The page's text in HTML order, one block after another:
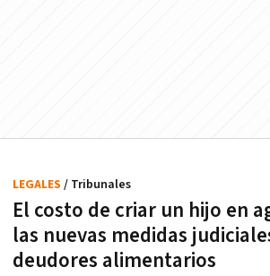
El costo de criar un hijo en
las nuevas medidas
deudores alimentarios
LEGALES / Tribunales